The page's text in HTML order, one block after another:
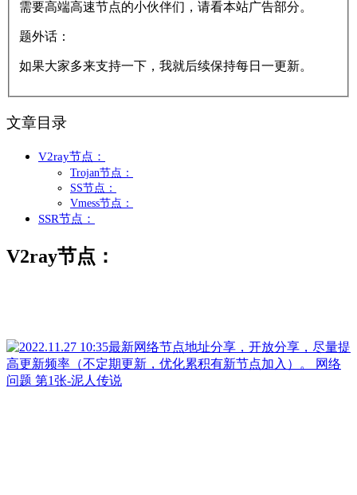
需要高端高速节点的小伙伴们，请看本站广告部分。
题外话：
如果大家多来支持一下，我就后续保持每日一更新。
文章目录
V2ray节点：
Trojan节点：
SS节点：
Vmess节点：
SSR节点：
V2ray节点：